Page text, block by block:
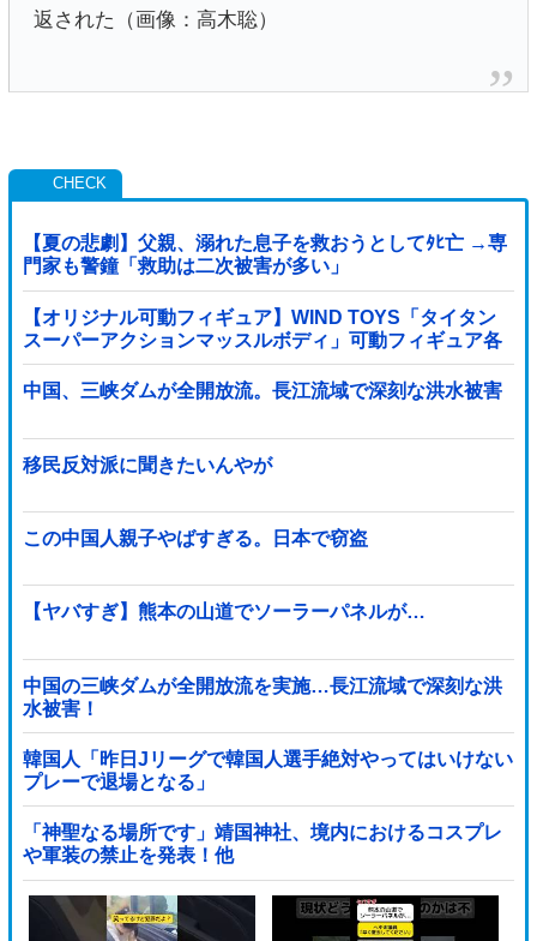
返された（画像：高木聡）
【夏の悲劇】父親、溺れた息子を救おうとしてﾀﾋ亡 →専
門家も警鐘「救助は二次被害が多い」
【オリジナル可動フィギュア】WIND TOYS「タイタン
スーパーアクションマッスルボディ」可動フィギュア各
種【予約開始】
中国、三峡ダムが全開放流。長江流域で深刻な洪水被害
移民反対派に聞きたいんやが
この中国人親子やばすぎる。日本で窃盗
【ヤバすぎ】熊本の山道でソーラーパネルが…
中国の三峡ダムが全開放流を実施…長江流域で深刻な洪
水被害！
韓国人「昨日Jリーグで韓国人選手絶対やってはいけない
プレーで退場となる」
「神聖なる場所です」靖国神社、境内におけるコスプレ
や軍装の禁止を発表！他